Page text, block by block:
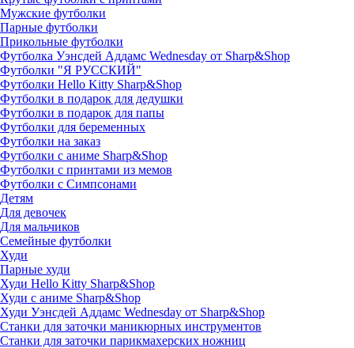
Мужские футболки
Парные футболки
Прикольные футболки
Футболка Уэнсдей Аддамс Wednesday от Sharp&Shop
Футболки "Я РУССКИЙ"
Футболки Hello Kitty Sharp&Shop
Футболки в подарок для дедушки
Футболки в подарок для папы
Футболки для беременных
Футболки на заказ
Футболки с аниме Sharp&Shop
Футболки с принтами из мемов
Футболки с Симпсонами
Детям
Для девочек
Для мальчиков
Семейные футболки
Худи
Парные худи
Худи Hello Kitty Sharp&Shop
Худи с аниме Sharp&Shop
Худи Уэнсдей Аддамс Wednesday от Sharp&Shop
Станки для заточки маникюрных инструментов
Станки для заточки парикмахерских ножниц